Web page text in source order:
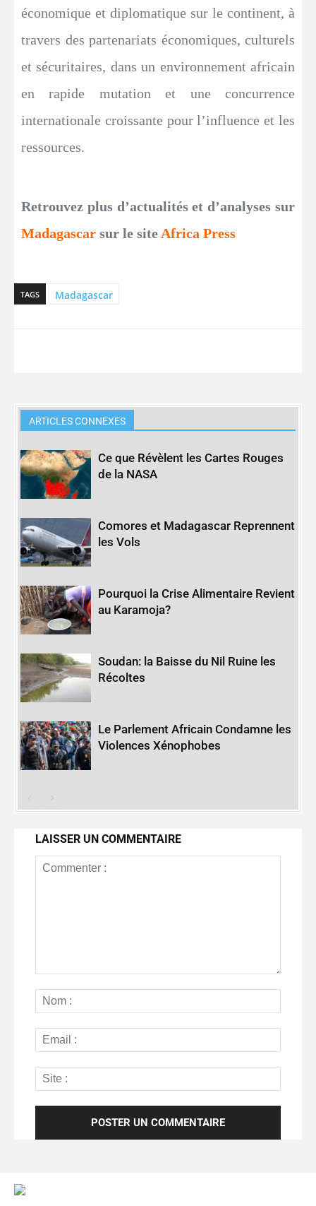
économique et diplomatique sur le continent, à
travers des partenariats économiques, culturels
et sécuritaires, dans un environnement africain
en rapide mutation et une concurrence
internationale croissante pour l’influence et les
ressources.
Retrouvez plus d’actualités et d’analyses sur
Madagascar sur le site Africa Press
TAGS Madagascar
ARTICLES CONNEXES
Ce que Révèlent les Cartes Rouges
de la NASA
Comores et Madagascar Reprennent
les Vols
Pourquoi la Crise Alimentaire Revient
au Karamoja?
Soudan: la Baisse du Nil Ruine les
Récoltes
Le Parlement Africain Condamne les
Violences Xénophobes
LAISSER UN COMMENTAIRE